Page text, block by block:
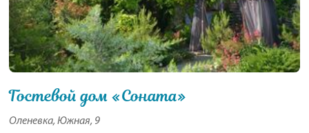
Гостевой дом «Соната»
Оленевка, Южная, 9